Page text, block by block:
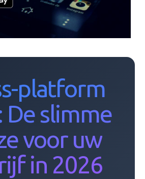
platform
De slimme
voor uw
in 2026